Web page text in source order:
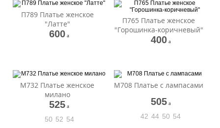
П789 Платье женское
"Латте"
600 a
П765 Платье женское
"Горошинка-коричневый"
400 a
М732 Платье женское
милано
525 a
50 52 54
М708 Платье с лампасами
505 a
42 44 50 54